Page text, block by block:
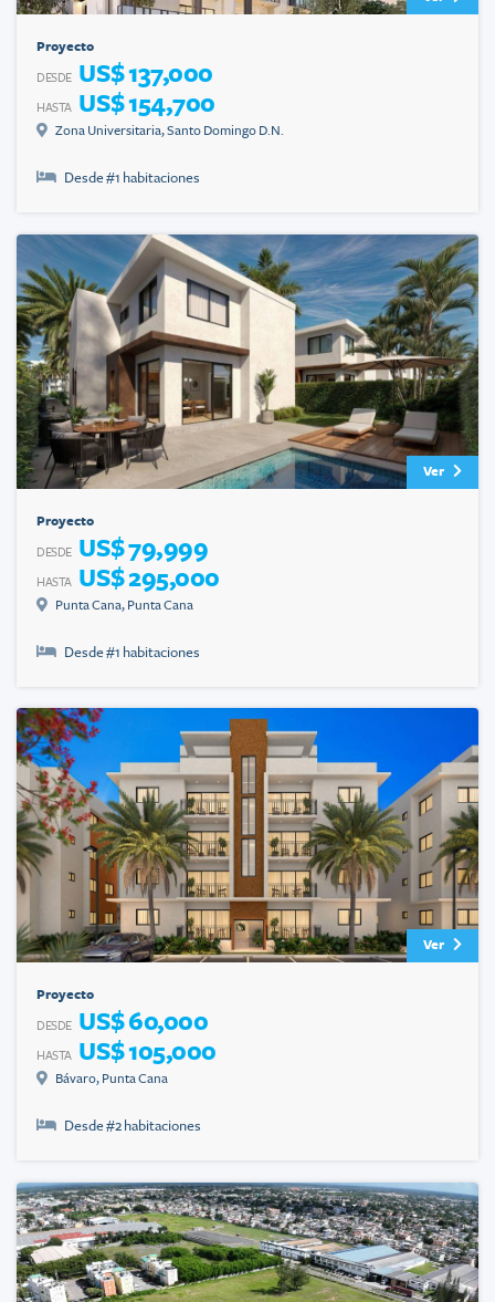
Proyecto
DESDE US$ 137,000
HASTA US$ 154,700
Zona Universitaria,Santo Domingo D.N.
Desde #1 habitaciones
Ver
Proyecto
DESDE US$ 79,999
HASTA US$ 295,000
Punta Cana, Punta Cana
Desde #1 habitaciones
Ver
Proyecto
DESDE US$ 60,000
HASTA US$ 105,000
Bávaro, Punta Cana
Desde #2 habitaciones